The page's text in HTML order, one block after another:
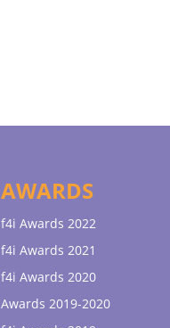
AWARDS
f4i Awards 2022
f4i Awards 2021
f4i Awards 2020
Awards 2019-2020